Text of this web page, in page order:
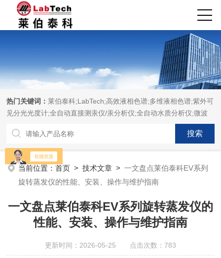
热门关键词：莱伯泰科;LabTech;高效液相色谱;多维液相色谱;紫外可
见分光光度计;全自动直接测汞仪/汞分析仪;全自动水质分析仪;微波
消解萃取系统;微波合成系统;微波灰化磺化系统;全自动固相萃取系
统;Dryvap全自动溶剂蒸发系统;激光固体烧蚀进样系统;循环水冷却
器;电热消解仪;微控数显电热板;光波加热仪;磁力搅拌器;分析仪器;实
验室设备;样品前处理仪器;实验室信息管理系统（LIMS;超净实验室
设计与工程;通风柜;化学安全柜;AAICPICP-MSUV-VISHPLC耗材和
配件
当前位置：首页 >技术文章 >一文盘点莱伯泰科EV系列
旋转蒸发仪的性能、安装、操作与维护指南
一文盘点莱伯泰科EV系列旋转蒸发仪的
性能、安装、操作与维护指南
更新时间：2026-05-25 点击次数：783